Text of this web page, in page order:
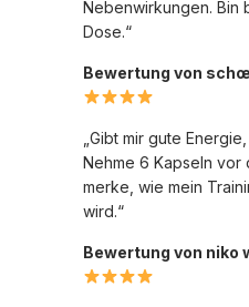
Nebenwirkungen. Bin
Dose.“
Bewertung von
„Gibt mir gute
Nehme 6 Kapseln vor
merke, wie mein
wird.“
Bewertung von niko